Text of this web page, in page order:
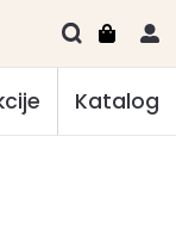
Katalog